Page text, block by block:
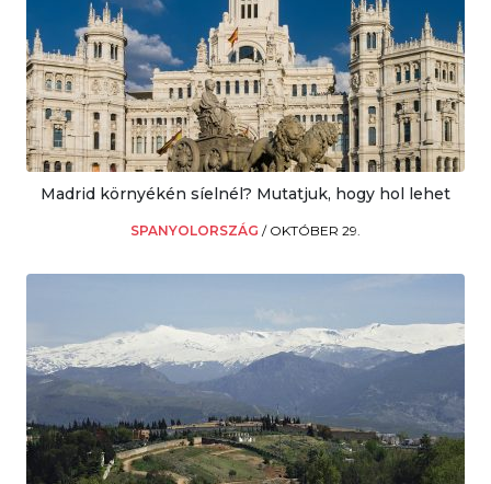
Madrid környékén síelnél? Mutatjuk, hogy hol lehet
SPANYOLORSZÁG / OKTÓBER 29.